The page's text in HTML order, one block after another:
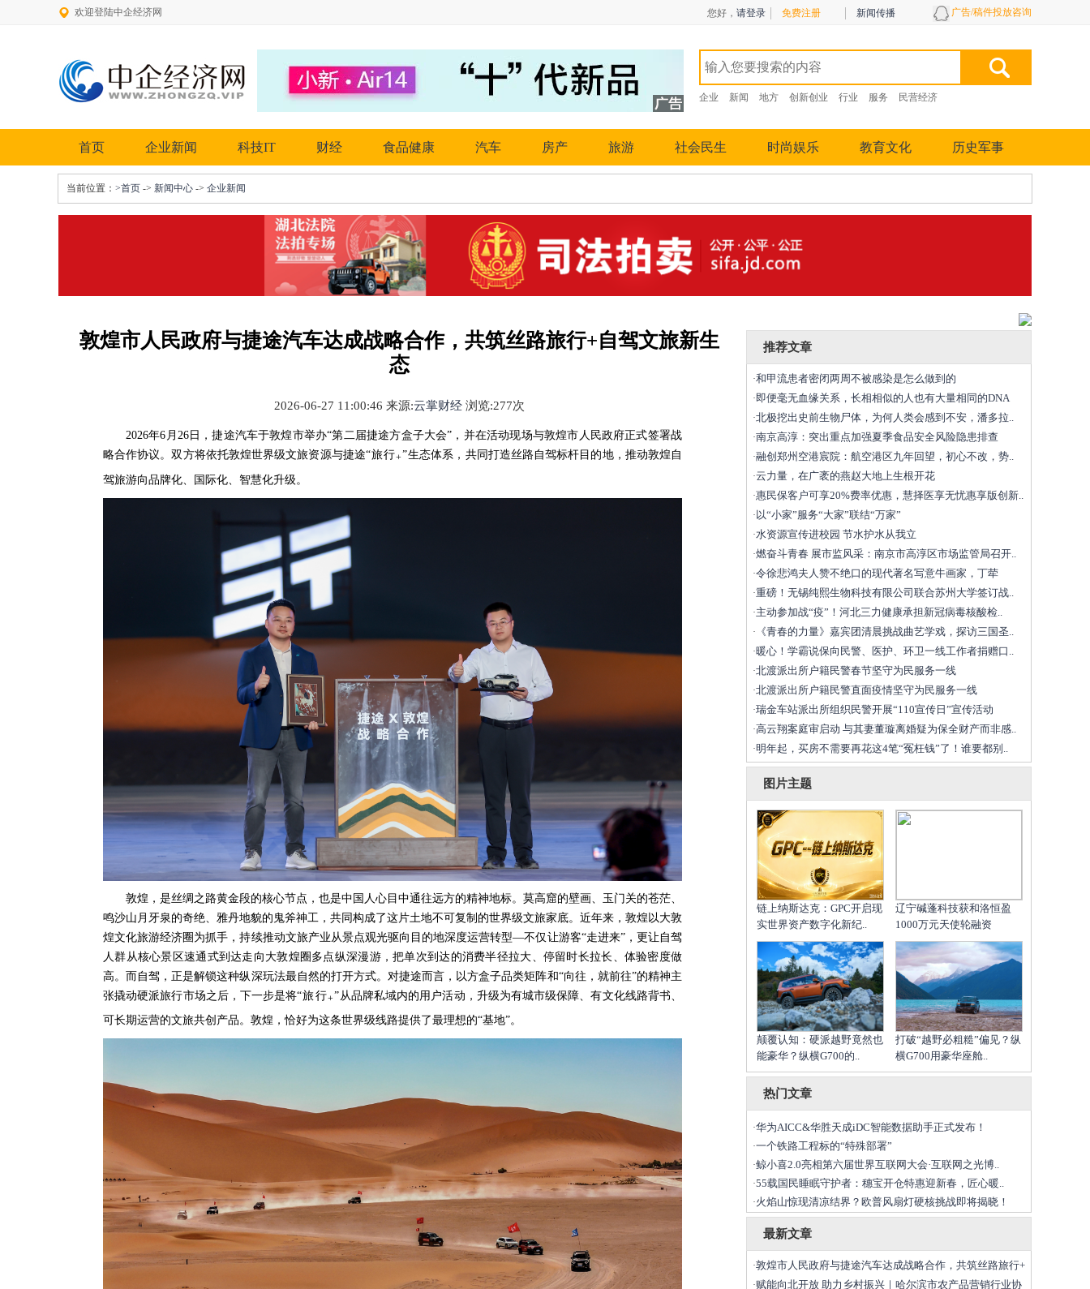
欢迎登陆中企经济网 您好， 请登录 免费注册 新闻传播 广告/稿件投放咨询
企业 新闻 地方 创新创业 行业 服务 民营经济
首页 企业新闻 科技IT 财经 食品健康 汽车 房产 旅游 社会民生 时尚娱乐 教育文化 历史军事
当前位置： >首页 -> 新闻中心 -> 企业新闻
敦煌市人民政府与捷途汽车达成战略合作，共筑丝路旅行+自驾文旅新生
态
2026-06-27 11:00:46 来源:云掌财经浏览:277次
2026年6月26日，捷途汽车于敦煌市举办“第二届捷途方盒子大会”，并在活动现场与敦煌市人民政府正式签署战
略合作协议。双方将依托敦煌世界级文旅资源与捷途“旅行+”生态体系，共同打造丝路自驾标杆目的地，推动敦煌自
驾旅游向品牌化、国际化、智慧化升级。
敦煌，是丝绸之路黄金段的核心节点，也是中国人心目中通往远方的精神地标。莫高窟的壁画、玉门关的苍茫、
鸣沙山月牙泉的奇绝、雅丹地貌的鬼斧神工，共同构成了这片土地不可复制的世界级文旅家底。近年来，敦煌以大敦
煌文化旅游经济圈为抓手，持续推动文旅产业从景点观光驱向目的地深度运营转型—不仅让游客“走进来”，更让自驾
人群从核心景区速通式到达走向大敦煌圈多点纵深漫游，把单次到达的消费半径拉大、停留时长拉长、体验密度做
高。而自驾，正是解锁这种纵深玩法最自然的打开方式。对捷途而言，以方盒子品类矩阵和“向往，就前往”的精神主
张撬动硬派旅行市场之后，下一步是将“旅行+” 从品牌私域内的用户活动，升级为有城市级保障、有文化线路背书、
可长期运营的文旅共创产品。敦煌，恰好为这条世界级线路提供了最理想的“基地”。
推荐文章
·和甲流患者密闭两周不被感染是怎么做到的
·即便毫无血缘关系，长相相似的人也有大量相同的DNA
·北极挖出史前生物尸体，为何人类会感到不安，潘多拉..
·南京高淳：突出重点加强夏季食品安全风险隐患排查
·融创郑州空港宸院：航空港区九年回望，初心不改，势..
·云力量，在广袤的燕赵大地上生根开花
·惠民保客户可享20%费率优惠，慧择医享无忧惠享版创新..
· 以“小家”服务“大家”联结“万家”
·水资源宣传进校园 节水护水从我立
·燃奋斗青春 展市监风采：南京市高淳区市场监管局召开..
·令徐悲鸿夫人赞不绝口的现代著名写意牛画家，丁荦
·重磅！无锡纯熙生物科技有限公司联合苏州大学签订战..
·主动参加战“疫”！河北三力健康承担新冠病毒核酸检..
· 《青春的力量》嘉宾团清晨挑战曲艺学戏，探访三国圣..
·暖心！学霸说保向民警、医护、环卫一线工作者捐赠口..
·北渡派出所户籍民警春节坚守为民服务一线
·北渡派出所户籍民警直面疫情坚守为民服务一线
·瑞金车站派出所组织民警开展“110宣传日”宣传活动
·高云翔案庭审启动 与其妻董璇离婚疑为保全财产而非感..
·明年起，买房不需要再花这4笔“冤枉钱”了！谁要都别..
图片主题
链上纳斯达克：GPC开启现
实世界资产数字化新纪..
辽宁碱蓬科技获和洛恒盈
1000万元天使轮融资
颠覆认知：硬派越野竟然也
能豪华？纵横G700的..
打破“越野必粗糙”偏见？纵
横G700用豪华座舱..
热门文章
·华为AICC&华胜天成iDC智能数据助手正式发布！
·一个铁路工程标的“特殊部署”
·鲸小喜2.0亮相第六届世界互联网大会·互联网之光博..
·55载国民睡眠守护者：穗宝开仓特惠迎新春，匠心暖..
·火焰山惊现清凉结界？欧普风扇灯硬核挑战即将揭晓！
最新文章
·敦煌市人民政府与捷途汽车达成战略合作，共筑丝路旅行+
·赋能向北开放 助力乡村振兴｜哈尔滨市农产品营销行业协